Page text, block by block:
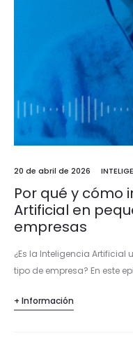
20 de abril de 2026
Por qué y cómo
Artificial en
empresas
¿Es la Inteligencia
tipo de empresa? En este
transformación digital de
+ Información